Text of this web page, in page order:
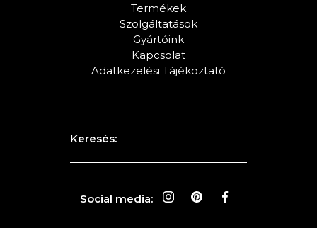
Termékek
Szolgáltatások
Gyártóink
Kapcsolat
Adatkezelési Tájékoztató
Keresés:
Social media: